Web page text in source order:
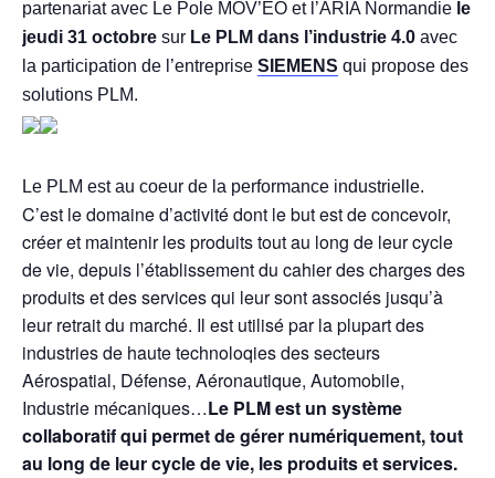
partenariat avec Le Pole MOV’EO et l’ARIA Normandie le
jeudi 31 octobre sur Le PLM dans l’industrie 4.0 avec
la participation de l’entreprise S IEMENS qui propose des
solutions PLM.
Le PLM est au coeur de la performance industrielle.
C’est le domaine d’activité dont le but est de concevoir,
créer et maintenir les produits tout au long de leur cycle
de vie, depuis l’établissement du cahier des charges des
produits et des services qui leur sont associés jusqu’à
leur retrait du marché. Il est utilisé par la plupart des
industries de haute technoloqies des secteurs
Aérospatial, Défense, Aéronautique, Automobile,
Industrie mécaniques…Le PLM est un système
collaboratif qui permet de gérer numériquement, tout
au long de leur cycle de vie, les produits et services.